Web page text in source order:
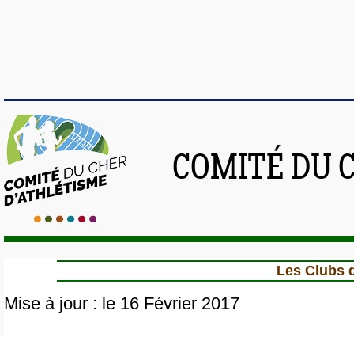
COMITÉ DU
Les Clubs
Mise à jour : le 16 Février 2017